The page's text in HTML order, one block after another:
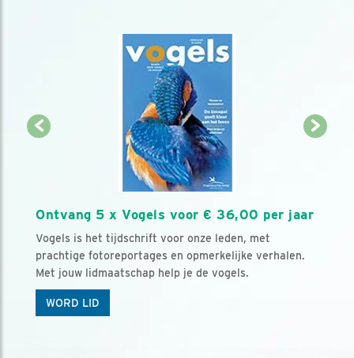
Ontvang 5 x Vogels voor € 36,00 per jaar
Vogels is het tijdschrift voor onze leden, met
prachtige fotoreportages en opmerkelijke verhalen.
Met jouw lidmaatschap help je de vogels.
WORD LID